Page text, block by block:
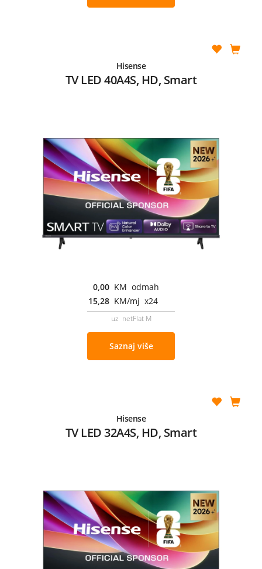
Hisense
TV LED 40A4S, HD, Smart
0,00 KM odmah
15,28 KM/mj x24
uz netFlat M
Saznaj više
Hisense
TV LED 32A4S, HD, Smart